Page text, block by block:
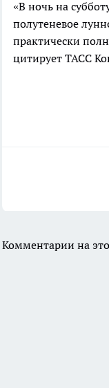
«В ночь на
полутеневое
практически
цитирует ТАСС
Комментарии на